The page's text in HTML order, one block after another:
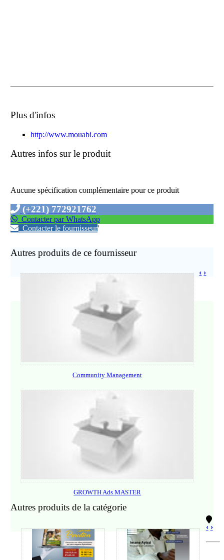
Plus d'infos
http://www.mouabi.com
Autres infos sur le produit
Aucune spécification complémentaire pour ce produit
(+221) 772921762
Contacter par WhatsApp
Contacter le fournisseur'
Autres produits de ce fournisseur
Community Management
GROWTH Ads MASTER
‹ ›
Autres produits de la catégorie
‹ ›